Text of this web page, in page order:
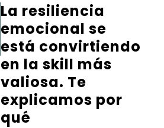
La resiliencia
emocional se
está convirtiendo
en la skill más
valiosa. Te
explicamos por
qué